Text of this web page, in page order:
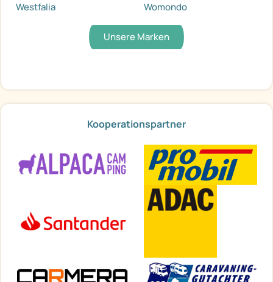
Westfalia
Womondo
Unsere Marken
Kooperationspartner